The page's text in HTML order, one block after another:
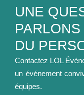
UNE
DU
Contactez LOL
un événement
équipes.